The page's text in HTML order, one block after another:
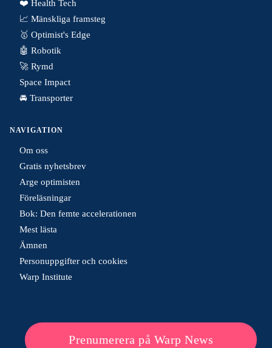
❤️ Health Tech
📈 Mänskliga framsteg
🥇 Optimist's Edge
🤖 Robotik
🚀 Rymd
Space Impact
🚘 Transporter
NAVIGATION
Om oss
Gratis nyhetsbrev
Arge optimisten
Föreläsningar
Bok: Den femte accelerationen
Mest lästa
Ämnen
Personuppgifter och cookies
Warp Institute
Prenumerera på Warp News